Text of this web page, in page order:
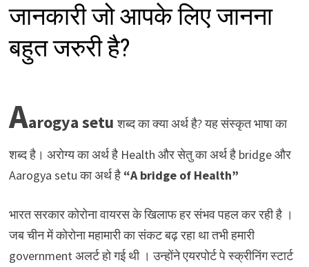
जानकारी जो आपके लिए जानना
बहुत जरुरी है?
Aarogya setu शब्द का क्या अर्थ है? यह संस्कृत भाषा का
शब्द है। अरोग्य का अर्थ है Health और सेतु का अर्थ है bridge और
Aarogya setu का अर्थ है “A bridge of Health”
भारत सरकार कोरोना वायरस के खिलाफ हर संभव पहल कर रही है ।
जब चीन में कोरोना महामारी का संकट बढ़ रहा था तभी हमारी
government अलर्ट हो गई थी । उन्होंने एयरपोर्ट पे स्क्रीनिंग स्टार्ट